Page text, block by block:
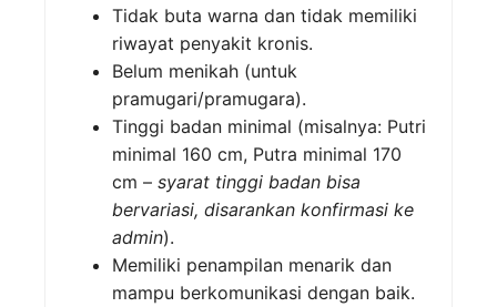
Tidak buta warna dan tidak memiliki
riwayat penyakit kronis.
Belum menikah (untuk
pramugari/pramugara).
Tinggi badan minimal (misalnya: Putri
minimal 160 cm, Putra minimal 170
cm – syarat tinggi badan bisa
bervariasi, disarankan konfirmasi ke
admin).
Memiliki penampilan menarik dan
mampu berkomunikasi dengan baik.